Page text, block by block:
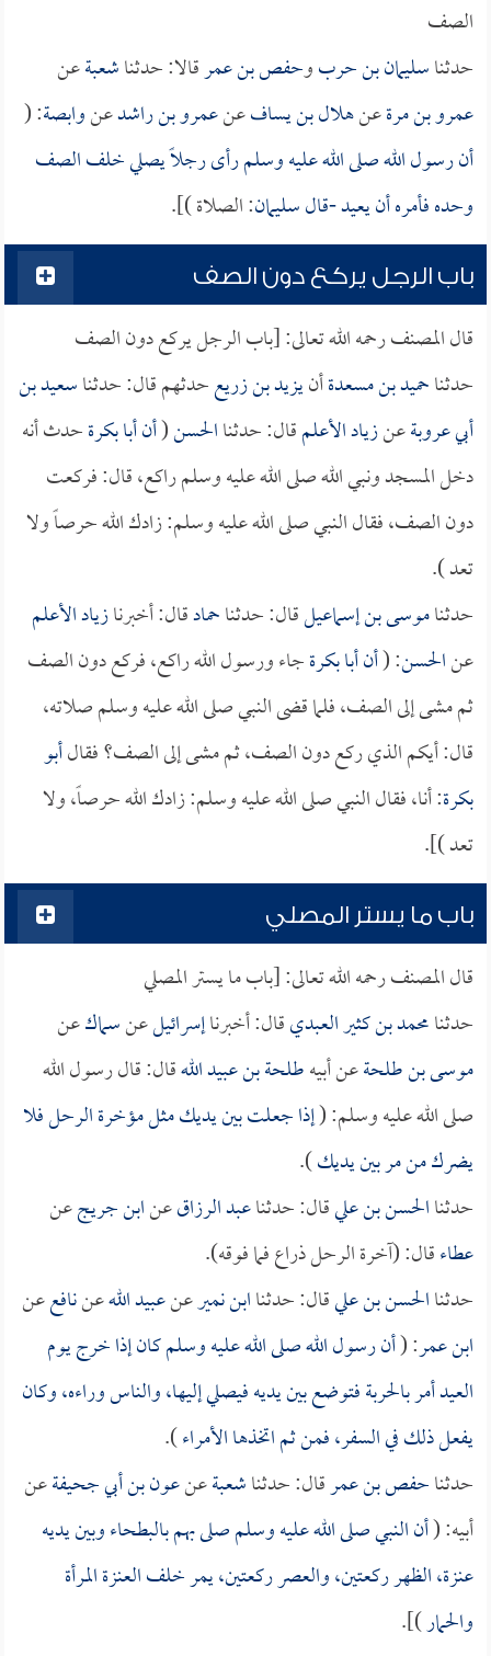
الصف
حدثناسليمان بن حربوحفص بن عمرقالا: حدثناشعبةعن
عمرو بن مرةعنهلال بن يسافعنعمرو بن راشدعنوابصة: (
أن رسول الله صلى الله عليه وسلم رأى رجلاً يصلي خلف الصف
وحده فأمره أن يعيد -قالسليمان: الصلاة )].
باب الرجل يركع دون الصف
قال المصنف رحمه الله تعالى: [باب الرجل يركع دون الصف
حدثناحميد بن مسعدةأنيزيد بن زريعحدثهم قال: حدثناسعيد بن
أبي عروبةعنزياد الأعلمقال: حدثناالحسن(أنأبا بكرةحدث أنه
دخل المسجد ونبي الله صلى الله عليه وسلم راكع، قال: فركعت
دون الصف، فقال النبي صلى الله عليه وسلم: زادك الله حرصاً ولا
تعد ).
حدثناموسى بن إسماعيلقال: حدثناحمادقال: أخبرنازياد الأعلم
عنالحسن: (أنأبا بكرةجاء ورسول الله راكع، فركع دون الصف
ثم مشى إلى الصف، فلما قضى النبي صلى الله عليه وسلم صلاته،
قال: أيكم الذي ركع دون الصف، ثم مشى إلى الصف؟ فقالأبو
بكرة: أنا، فقال النبي صلى الله عليه وسلم: زادك الله حرصاً، ولا
تعد )].
باب ما يستر المصلي
قال المصنف رحمه الله تعالى: [باب ما يستر المصلي
حدثنامحمد بن كثير العبديقال: أخبرناإسرائيلعنسماكعن
موسى بن طلحةعن أبيهطلحة بن عبيد اللهقال: قال رسول الله
صلى الله عليه وسلم: (إذا جعلت بين يديك مثل مؤخرة الرحل فلا
يضرك من مر بين يديك).
حدثناالحسن بن عليقال: حدثناعبد الرزاقعنابن جريجعن
عطاءقال: (آخرة الرحل ذراع فما فوقه).
حدثناالحسن بن عليقال: حدثناابن نميرعنعبيد اللهعننافععن
ابن عمر: (أن رسول الله صلى الله عليه وسلم كان إذا خرج يوم
العيد أمر بالحربة فتوضع بين يديه فيصلي إليها، والناس وراءه، وكان
يفعل ذلك في السفر، فمن ثم اتخذها الأمراء).
حدثناحفص بن عمرقال: حدثناشعبةعنعون بن أبي جحيفةعن
أبيه: (أن النبي صلى الله عليه وسلم صلى بهم بالبطحاء وبين يديه
عنزة، الظهر ركعتين، والعصر ركعتين، يمر خلف العنزة المرأة
والحمار)].